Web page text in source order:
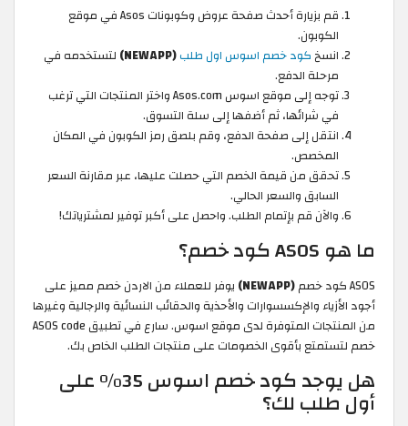
قم بزيارة أحدث صفحة عروض وكوبونات Asos في موقع
الكوبون.
انسخ كود خصم اسوس اول طلب(NEWAPP)
لتستخدمه في
مرحلة الدفع.
توجه إلى موقع اسوس Asos.com واختر المنتجات التي ترغب
في شرائها، ثم أضفها إلى سلة التسوق.
انتقل إلى صفحة الدفع، وقم بلصق رمز الكوبون في المكان
المخصص.
تحقق من قيمة الخصم التي حصلت عليها، عبر مقارنة السعر
السابق والسعر الحالي.
والآن قم بإتمام الطلب. واحصل على أكبر توفير لمشترياتك!
ما هو ASOS كود خصم؟
ASOS كود خصم (NEWAPP)
يوفر للعملاء من الاردن خصم مميز على
أجود الأزياء والإكسسوارات والأحذية والحقائب النسائية والرجالية وغيرها
من المنتجات المتوفرة لدى موقع اسوس. سارع في تطبيق ASOS code
خصم لتستمتع بأقوى الخصومات على منتجات الطلب الخاص بك.
هل يوجد كود خصم اسوس 35% على
أول طلب لك؟